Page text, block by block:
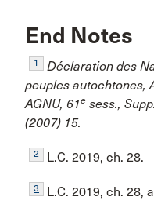
End Notes
1
Déclaration des
peuples autochtones,
AGNU, 61e sess.,
(2007) 15.
2 L.C. 2019, ch. 28.
3 L.C. 2019, ch. 28,